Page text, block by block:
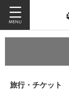
旅行・チケット